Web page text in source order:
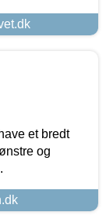
et bredt
og